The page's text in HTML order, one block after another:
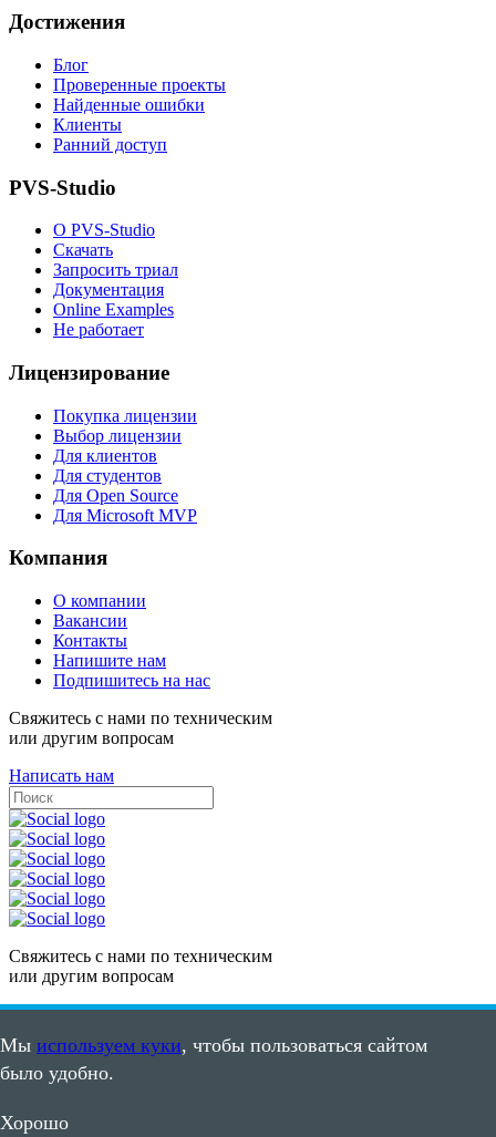
Мы используем куки, чтобы пользоваться сайтом
было удобно.
Хорошо
Достижения
Блог
Проверенные проекты
Найденные ошибки
Клиенты
Ранний доступ
PVS-Studio
О PVS-Studio
Скачать
Запросить триал
Документация
Online Examples
Не работает
Лицензирование
Покупка лицензии
Выбор лицензии
Для клиентов
Для студентов
Для Open Source
Для Microsoft MVP
Компания
О компании
Вакансии
Контакты
Напишите нам
Подпишитесь на нас
Свяжитесь с нами по техническим
или другим вопросам
Написать нам
Свяжитесь с нами по техническим
или другим вопросам
Написать нам
Карта сайта
Пользовательское соглашение
ИНН: 7105502635